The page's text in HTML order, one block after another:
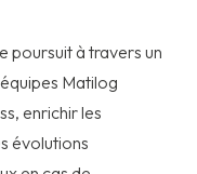
poursuit à travers un
Matilog
enrichir les
évolutions